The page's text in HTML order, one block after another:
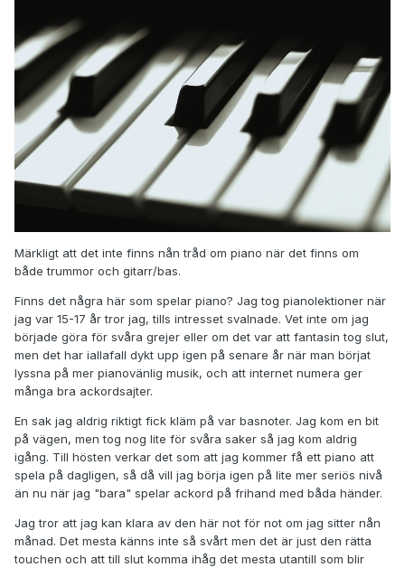
Märkligt att det inte finns nån tråd om piano när det finns om
både trummor och gitarr/bas.
Finns det några här som spelar piano? Jag tog pianolektioner när
jag var 15-17 år tror jag, tills intresset svalnade. Vet inte om jag
började göra för svåra grejer eller om det var att fantasin tog slut,
men det har iallafall dykt upp igen på senare år när man börjat
lyssna på mer pianovänlig musik, och att internet numera ger
många bra ackordsajter.
En sak jag aldrig riktigt fick kläm på var basnoter. Jag kom en bit
på vägen, men tog nog lite för svåra saker så jag kom aldrig
igång. Till hösten verkar det som att jag kommer få ett piano att
spela på dagligen, så då vill jag börja igen på lite mer seriös nivå
än nu när jag "bara" spelar ackord på frihand med båda händer.
Jag tror att jag kan klara av den här not för not om jag sitter nån
månad. Det mesta känns inte så svårt men det är just den rätta
touchen och att till slut komma ihåg det mesta utantill som blir